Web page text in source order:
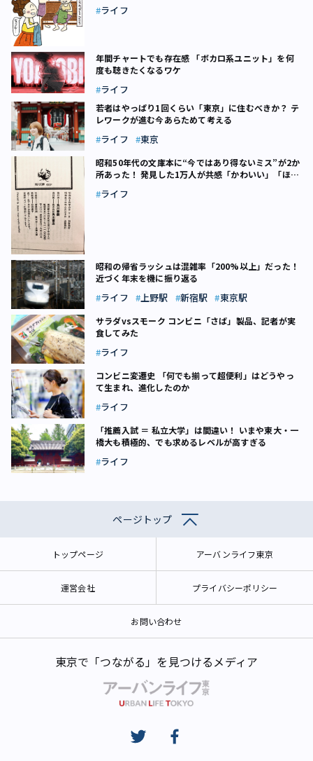
ライフ
年間チャートでも存在感 「ボカロ系ユニット」を何
度も聴きたくなるワケ
ライフ
若者はやっぱり1回くらい「東京」に住むべきか？ テ
レワークが進む今あらためて考える
ライフ 東京
昭和50年代の文庫本に“今ではあり得ないミス”が2か
所あった！ 発見した1万人が共感「かわいい」「ほっ
ライフ
昭和の帰省ラッシュは混雑率「200%以上」だった！
近づく年末を機に振り返る
ライフ 上野駅 新宿駅 東京駅
サラダvsスモーク コンビニ「さば」製品、記者が実
食してみた
ライフ
コンビニ変遷史 「何でも揃って超便利」はどうやっ
て生まれ、進化したのか
ライフ
「推薦入試 ＝ 私立大学」は間違い！ いまや東大・一
橋大も積極的、でも求めるレベルが高すぎる
ライフ
ページトップ
トップページ アーバンライフ東京
運営会社 プライバシーポリシー
お問い合わせ
東京で「つながる」を見つけるメディア